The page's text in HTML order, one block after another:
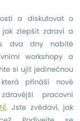
a diskutovat o
jak zlepšit zdraví a
dva dny nabité
workshopy a
si ujít jedinečnou
přináší nové
pracovní
. Jste zvědaví, jak